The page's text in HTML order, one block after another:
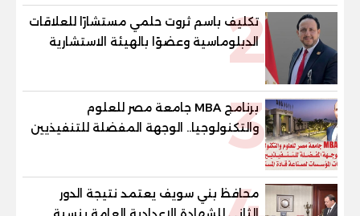
2
تكليف باسم ثروت حلمي مستشارًا للعلاقات
الدبلوماسية وعضوًا بالهيئة الاستشارية
العليا لمنظمة «جاد جمينت يوإن»
3
برنامج MBA جامعة مصر للعلوم
والتكنولوجيا.. الوجهة المفضلة للتنفيذيين
وقيادات المؤسسات لصناعة قادة
محافظ بني سويف يعتمد نتيجة الدور